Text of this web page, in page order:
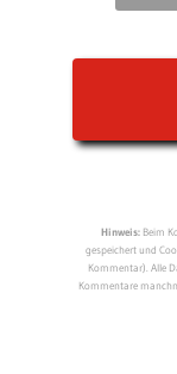
Hinweis:Beim
gespeichert und
Kommentar). Alle
Kommentare